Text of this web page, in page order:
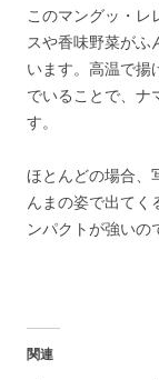
このマングッ・レ
スや香味野菜がふ
います。高温で揚
でいることで、ナ
す。
ほとんどの場合、
んまの姿で出てく
ンパクトが強いの
関連